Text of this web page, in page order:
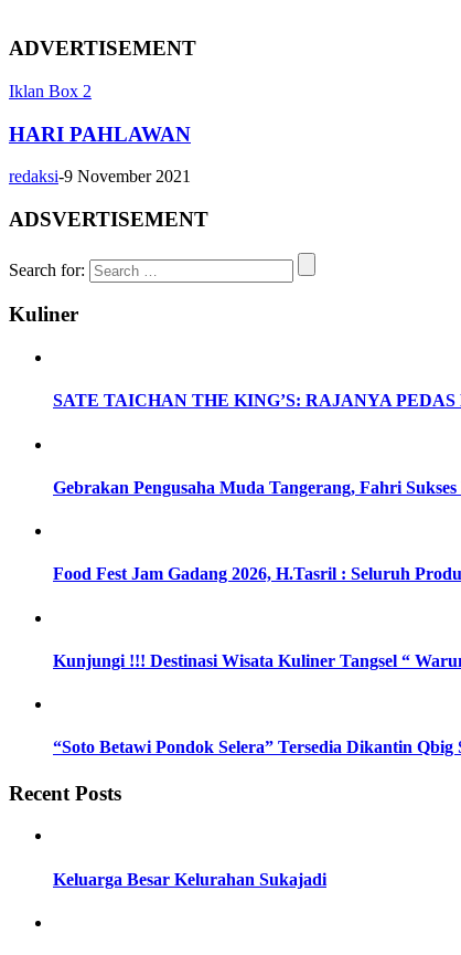
ADVERTISEMENT
Iklan Box 2
HARI PAHLAWAN
redaksi-9 November 2021
ADSVERTISEMENT
Search for:
Kuliner
SATE TAICHAN THE KING’S: RAJANYA
Gebrakan Pengusaha Muda Tangerang, Fahri
Food Fest Jam Gadang 2026, H.Tasril : Seluruh
Kunjungi !!! Destinasi Wisata Kuliner Tangsel “
“Soto Betawi Pondok Selera” Tersedia Dikantin Qbig
Recent Posts
Keluarga Besar Kelurahan Sukajadi